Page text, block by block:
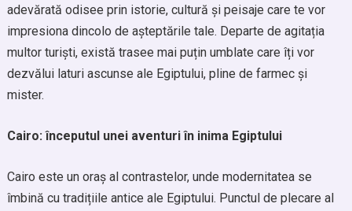
adevărată odisee prin istorie, cultură și peisaje care te vor
impresiona dincolo de așteptările tale. Departe de agitația
multor turiști, există trasee mai puțin umblate care îți vor
dezvălui laturi ascunse ale Egiptului, pline de farmec și
mister.
Cairo: începutul unei aventuri în inima Egiptului
Cairo este un oraș al contrastelor, unde modernitatea se
îmbină cu tradițiile antice ale Egiptului. Punctul de plecare al